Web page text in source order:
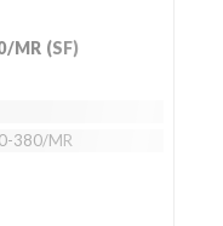
MR (SF)
380/MR